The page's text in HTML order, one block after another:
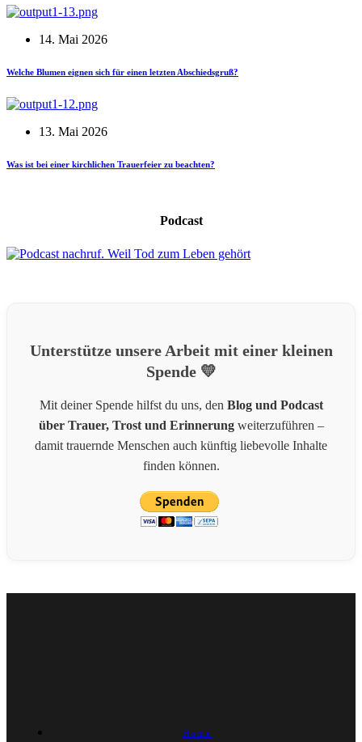
14. Mai 2026
Welche Blumen eignen sich für einen letzten Abschiedsgruß?
13. Mai 2026
Was ist bei einer kirchlichen Trauerfeier zu beachten?
Podcast
Unterstütze unsere Arbeit mit einer kleinen
Spende 💛
Mit deiner Spende hilfst du uns, den Blog und Podcast
über Trauer, Trost und Erinnerungweiterzuführen –
damit trauernde Menschen auch künftig liebevolle Inhalte
finden können.
Home